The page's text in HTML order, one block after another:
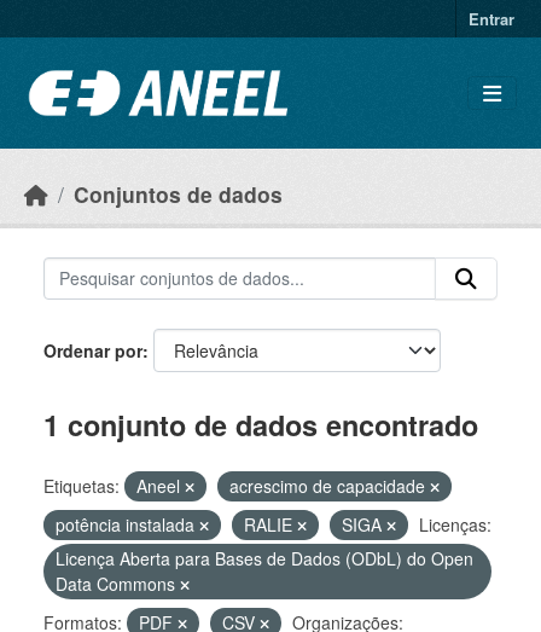
Entrar
Conjuntos de dados
Ordenar por
1 conjunto de dados encontrado
Etiquetas: Aneel
acrescimo de capacidade
potência instalada
RALIE SIGA
Licenças:
Licença Aberta para Bases de Dados (ODbL) do Open
Data Commons
Formatos:
PDF CSV
Organizações: